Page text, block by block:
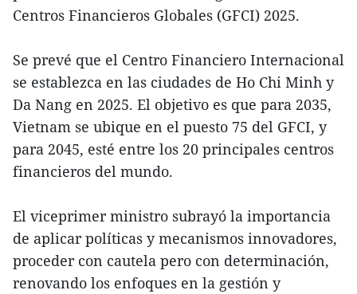
Centros Financieros Globales (GFCI) 2025.
Se prevé que el Centro Financiero Internacional
se establezca en las ciudades de Ho Chi Minh y
Da Nang en 2025. El objetivo es que para 2035,
Vietnam se ubique en el puesto 75 del GFCI, y
para 2045, esté entre los 20 principales centros
financieros del mundo.
El viceprimer ministro subrayó la importancia
de aplicar políticas y mecanismos innovadores,
proceder con cautela pero con determinación,
renovando los enfoques en la gestión y